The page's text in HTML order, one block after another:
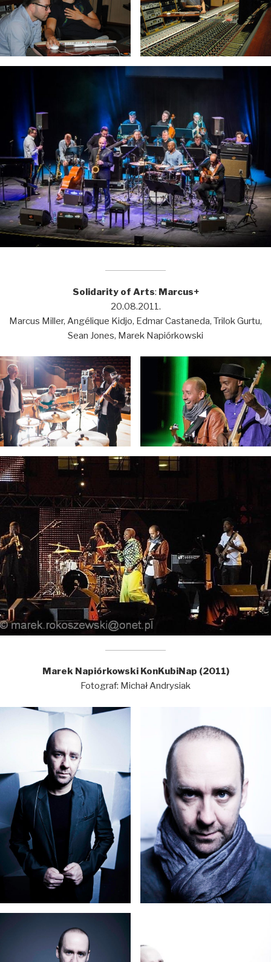
Solidarity of Arts: Marcus+
20.08.2011.
Marcus Miller, Angélique Kidjo, Edmar Castaneda, Trilok Gurtu,
Sean Jones, Marek Napiórkowski
Marek Napiórkowski KonKubiNap (2011)
Fotograf: Michał Andrysiak